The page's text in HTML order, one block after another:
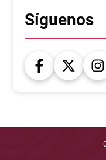
Síguenos